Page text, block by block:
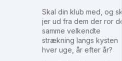
Skal din klub med, og
jer ud fra dem der ror
samme velkendte
strækning langs kysten
hver uge, år efter år?